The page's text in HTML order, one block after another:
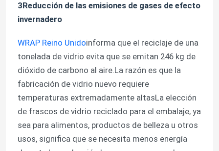
3Reducción de las emisiones de gases de efecto
invernadero
WRAP Reino Unidoinforma que el reciclaje de una
tonelada de vidrio evita que se emitan 246 kg de
dióxido de carbono al aire.La razón es que la
fabricación de vidrio nuevo requiere
temperaturas extremadamente altasLa elección
de frascos de vidrio reciclado para el embalaje, ya
sea para alimentos, productos de belleza u otros
usos, significa que se necesita menos energía